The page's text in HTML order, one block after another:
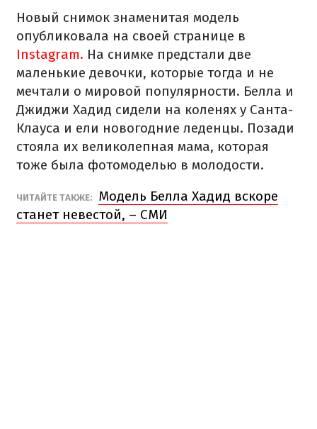
Новый снимок знаменитая модель
опубликовала на своей странице в
Instagram. На снимке предстали две
маленькие девочки, которые тогда и не
мечтали о мировой популярности. Белла и
Джиджи Хадид сидели на коленях у Санта-
Клауса и ели новогодние леденцы. Позади
стояла их великолепная мама, которая
тоже была фотомоделью в молодости.
ЧИТАЙТЕ ТАКЖЕ:
Модель Белла Хадид вскоре
станет невестой, – СМИ